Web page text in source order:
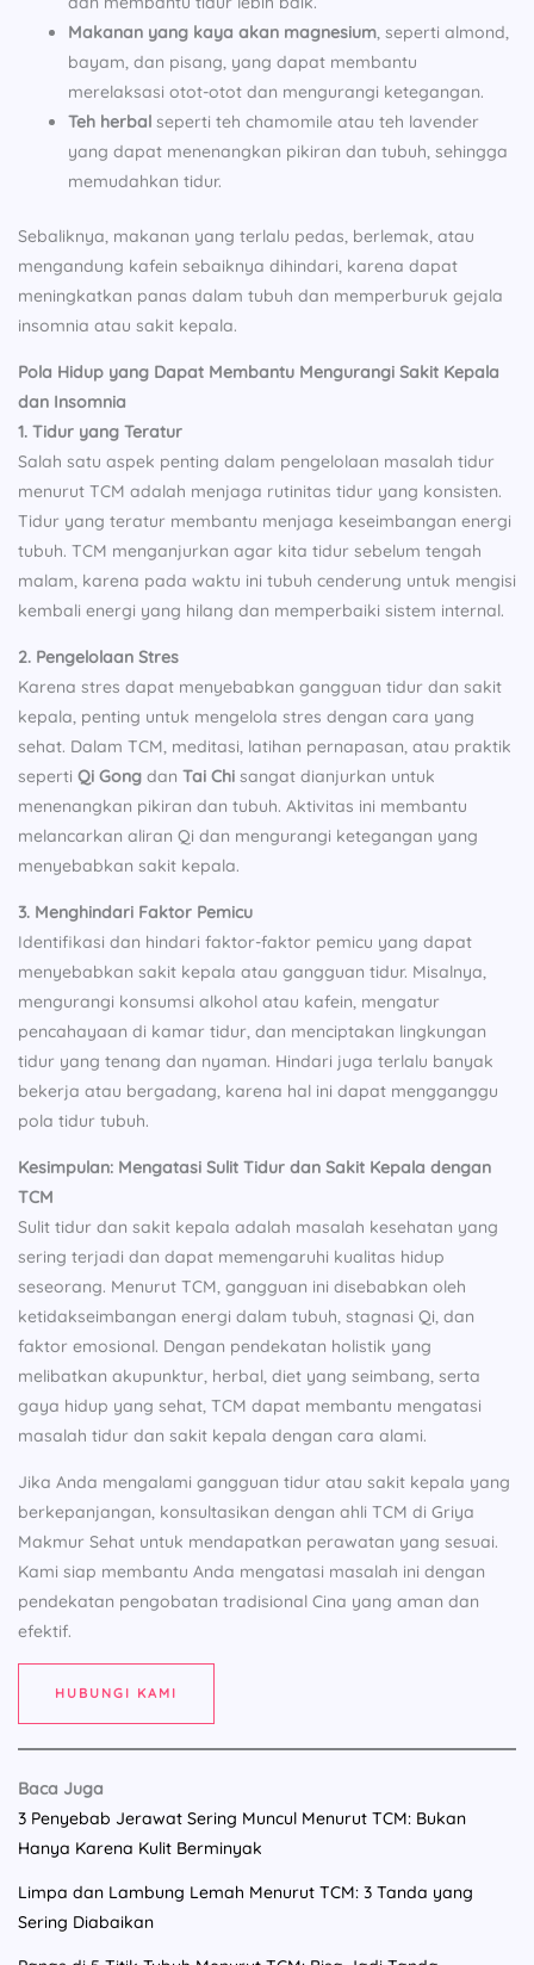
Makanan yang kaya akan magnesium, seperti almond,
bayam, dan pisang, yang dapat membantu
merelaksasi otot-otot dan mengurangi ketegangan.
Teh herbal seperti teh chamomile atau teh lavender
yang dapat menenangkan pikiran dan tubuh, sehingga
memudahkan tidur.
Sebaliknya, makanan yang terlalu pedas, berlemak, atau
mengandung kafein sebaiknya dihindari, karena dapat
meningkatkan panas dalam tubuh dan memperburuk gejala
insomnia atau sakit kepala.
Pola Hidup yang Dapat Membantu Mengurangi Sakit Kepala
dan Insomnia
1. Tidur yang Teratur
Salah satu aspek penting dalam pengelolaan masalah tidur
menurut TCM adalah menjaga rutinitas tidur yang konsisten.
Tidur yang teratur membantu menjaga keseimbangan energi
tubuh. TCM menganjurkan agar kita tidur sebelum tengah
malam, karena pada waktu ini tubuh cenderung untuk mengisi
kembali energi yang hilang dan memperbaiki sistem internal.
2. Pengelolaan Stres
Karena stres dapat menyebabkan gangguan tidur dan sakit
kepala, penting untuk mengelola stres dengan cara yang
sehat. Dalam TCM, meditasi, latihan pernapasan, atau praktik
seperti Qi Gong dan Tai Chi sangat dianjurkan untuk
menenangkan pikiran dan tubuh. Aktivitas ini membantu
melancarkan aliran Qi dan mengurangi ketegangan yang
menyebabkan sakit kepala.
3. Menghindari Faktor Pemicu
Identifikasi dan hindari faktor-faktor pemicu yang dapat
menyebabkan sakit kepala atau gangguan tidur. Misalnya,
mengurangi konsumsi alkohol atau kafein, mengatur
pencahayaan di kamar tidur, dan menciptakan lingkungan
tidur yang tenang dan nyaman. Hindari juga terlalu banyak
bekerja atau bergadang, karena hal ini dapat mengganggu
pola tidur tubuh.
Kesimpulan: Mengatasi Sulit Tidur dan Sakit Kepala dengan
TCM
Sulit tidur dan sakit kepala adalah masalah kesehatan yang
sering terjadi dan dapat memengaruhi kualitas hidup
seseorang. Menurut TCM, gangguan ini disebabkan oleh
ketidakseimbangan energi dalam tubuh, stagnasi Qi, dan
faktor emosional. Dengan pendekatan holistik yang
melibatkan akupunktur, herbal, diet yang seimbang, serta
gaya hidup yang sehat, TCM dapat membantu mengatasi
masalah tidur dan sakit kepala dengan cara alami.
Jika Anda mengalami gangguan tidur atau sakit kepala yang
berkepanjangan, konsultasikan dengan ahli TCM di Griya
Makmur Sehat untuk mendapatkan perawatan yang sesuai.
Kami siap membantu Anda mengatasi masalah ini dengan
pendekatan pengobatan tradisional Cina yang aman dan
efektif.
HUBUNGI KAMI
Baca Juga
3 Penyebab Jerawat Sering Muncul Menurut TCM: Bukan
Hanya Karena Kulit Berminyak
Limpa dan Lambung Lemah Menurut TCM: 3 Tanda yang
Sering Diabaikan